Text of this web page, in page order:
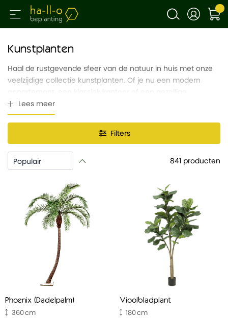
Kunstplanten
Haal de rustgevende sfeer van de natuur in huis met onze
veelzijdige collectie kunstplanten. Of je nu een modern
woonkamer wilt verfraaien, kunstplanten bieden een
perfecte, onderhoudsvrije oplossing. Ze combineren de
schoonheid van echte planten met het gemak van
Waarom kiezen voor kunstplanten?
levendige kleur en volle uitstraling, ongeacht het
seizoen. Geen dorre bladeren of verkleurde planten
meer, maar het hele jaar door een frisse, natuurlijke look.
Onderhoudsvrij:
Vergeet water geven, bemesten of
snoeien. Kunstplanten hebben nauwelijks onderhoud
nodig; een simpele afstofbeurt is vaak al genoeg om ze
er stralend uit te laten zien.
Duurzaam en kostenbesparend:
Hoewel de initiële
investering iets hoger kan zijn dan echte planten, gaan
kunstplanten jarenlang mee zonder extra kosten voor
verzorging of vervanging. Dit maakt ze zowel duurzaam
Lees meer
Filters
841 producten
Phoenix (Dadelpalm)
360
Vioolbladplant
180